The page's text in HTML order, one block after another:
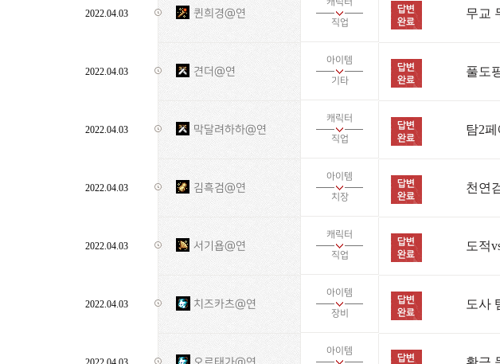
2022.04.03 퀸희경@연
직업
무교
2022.04.03 견더@연
아이템
기타
풀도
2022.04.03 막달려하하@연
캐릭터
직업
탐2
2022.04.03 김흑검@연
아이템
치장
2022.04.03 서기욥@연
캐릭터
직업
도적
2022.04.03 치즈카츠@연
아이템
장비
도사
아이템